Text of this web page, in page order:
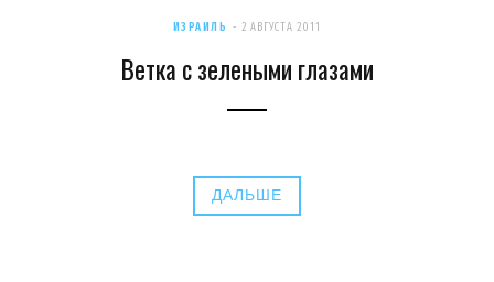
ИЗРАИЛЬ 2 АВГУСТА 2011
Ветка с зелеными глазами
ДАЛЬШЕ